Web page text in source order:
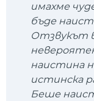
имахме
бъде
Отзвукът
наистина
истинска
Беше